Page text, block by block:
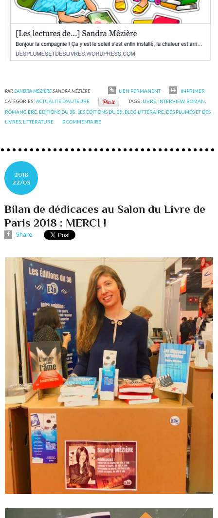
PARSANDRA MÉZIÈRESANDRA MÉZIÈRE LIEN PERMANENT
IMPRIMER
CATÉGORIES :ACTUALITE D'AUTEURE TAGS : LIVRE, INTERVIEW, ROMAN
ROMANCIÈRE EDITIONS DU 38 LES ÉDITIONS DU 38 BLOG LITTÉRAIRE DES PLUMES ET DES
LIVRES LITTÉRATURE 0COMMENTAIRE
2018
22/03
Bilan de dédicaces au Salon du Livre de
Paris 2018 : MERCI !
Share